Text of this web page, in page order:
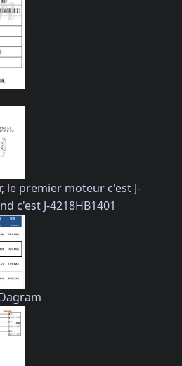
le premier moteur c'est J-
c'est J-4218HB1401